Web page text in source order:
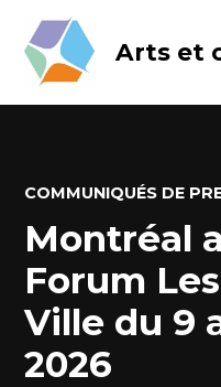
content
Arts et
POSTED
COMMUNIQUÉS DE
Montréal
Forum
Ville du 9
2026